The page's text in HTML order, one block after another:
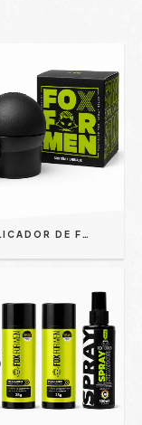
APLICADOR DE FIBRA CAPILAR FOX FOR MEN